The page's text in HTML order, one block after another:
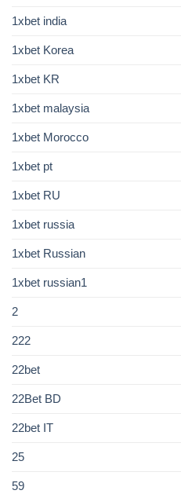
1xbet india
1xbet Korea
1xbet KR
1xbet malaysia
1xbet Morocco
1xbet pt
1xbet RU
1xbet russia
1xbet Russian
1xbet russian1
2
222
22bet
22Bet BD
22bet IT
25
59